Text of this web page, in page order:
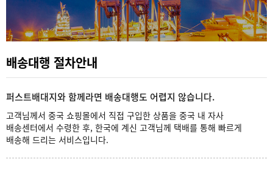
배송대행 절차안내
퍼스트배대지와 함께라면 배송대행도 어렵지 않습니다.
고객님께서 중국 쇼핑몰에서 직접 구입한 상품을 중국 내 자사
배송센터에서 수령한 후, 한국에 계신 고객님께 택배를 통해 빠르게
배송해 드리는 서비스입니다.